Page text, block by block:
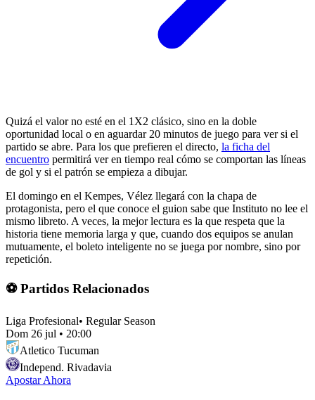
Quizá el valor no esté en el 1X2 clásico, sino en la doble
oportunidad local o en aguardar 20 minutos de juego para ver si el
partido se abre. Para los que prefieren el directo, la ficha del
encuentro permitirá ver en tiempo real cómo se comportan las líneas
de gol y si el patrón se empieza a dibujar.
El domingo en el Kempes, Vélez llegará con la chapa de
protagonista, pero el que conoce el guion sabe que Instituto no lee el
mismo libreto. A veces, la mejor lectura es la que respeta que la
historia tiene memoria larga y que, cuando dos equipos se anulan
mutuamente, el boleto inteligente no se juega por nombre, sino por
repetición.
⚽ Partidos Relacionados
Liga Profesional• Regular Season
Dom 26 jul • 20:00
Atletico Tucuman
Independ. Rivadavia
Apostar Ahora